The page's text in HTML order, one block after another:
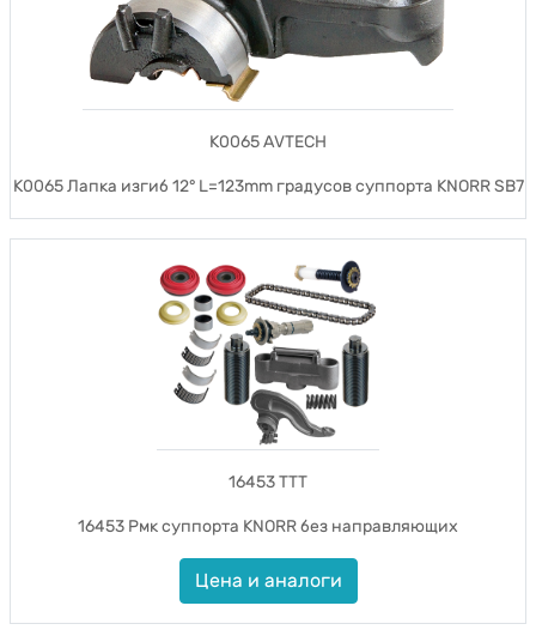
K0065 AVTECH
K0065 Лапка изгиб 12° L=123mm градусов суппорта KNORR SB7
16453 TTT
16453 Рмк суппорта KNORR без направляющих
Цена и аналоги